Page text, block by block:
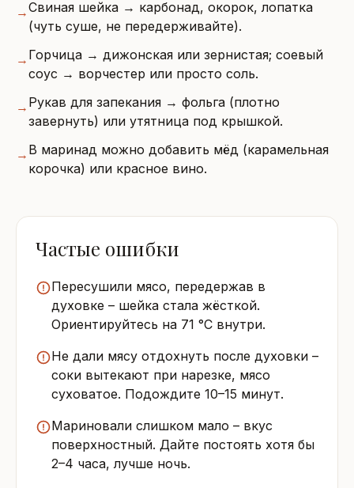
→Свиная шейка → карбонад, окорок, лопатка
(чуть суше, не передерживайте).
→ Горчица → дижонская или зернистая; соевый
соус → ворчестер или просто соль.
→ Рукав для запекания → фольга (плотно
завернуть) или утятница под крышкой.
→ В маринад можно добавить мёд (карамельная
корочка) или красное вино.
Частые ошибки
Пересушили мясо, передержав в
духовке – шейка стала жёсткой.
Ориентируйтесь на 71 °C внутри.
Не дали мясу отдохнуть после духовки –
соки вытекают при нарезке, мясо
суховатое. Подождите 10–15 минут.
Мариновали слишком мало – вкус
поверхностный. Дайте постоять хотя бы
2–4 часа, лучше ночь.